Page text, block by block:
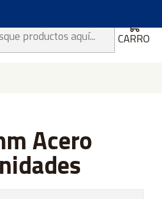
CARRO
Acero